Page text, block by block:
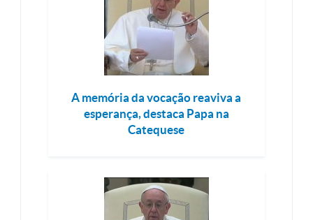
A memória da vocação reaviva a
esperança, destaca Papa na
Catequese